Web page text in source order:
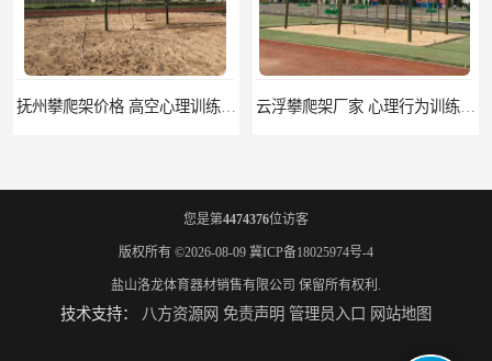
抚州攀爬架价格 高空心理训练器材 标准尺寸 云浮攀爬架厂家 心理行为训练器材 质量保证
您是第4474376位访客
版权所有 ©2026-08-09 冀ICP备18025974号-4
盐山洛龙体育器材销售有限公司 保留所有权利.
技术支持： 八方资源网 免责声明 管理员入口 网站地图